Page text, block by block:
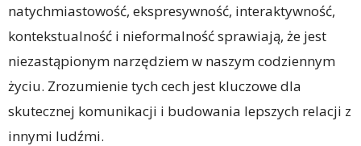
natychmiastowość, ekspresywność, interaktywność,
kontekstualność i nieformalność sprawiają, że ​​jest
niezastąpionym narzędziem w naszym codziennym
życiu. Zrozumienie tych cech jest kluczowe dla
skutecznej komunikacji i budowania lepszych relacji z
innymi ludźmi.